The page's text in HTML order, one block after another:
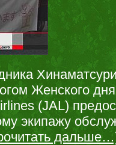
Женского
(JAL)
экипажу